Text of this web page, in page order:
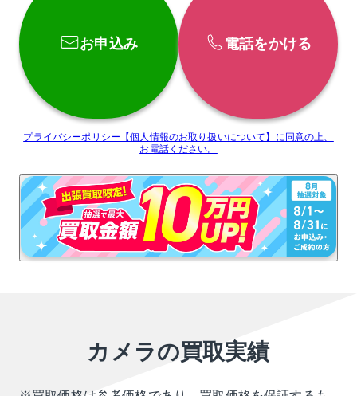
お申込み 電話をかける
プライバシーポリシー【個人情報のお取り扱いについて】に 同意の上、
お電話ください。
カメラの買取実績